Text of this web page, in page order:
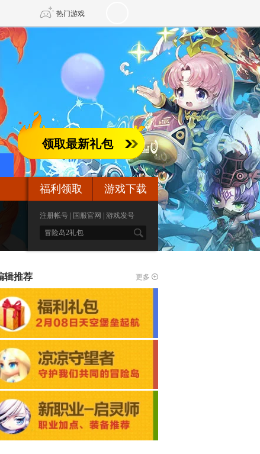
热门游戏
传奇4
剑网3旗舰版 新天龙八部
诛仙世界 新仙侠5
福利领取 游戏下载
注册帐号 国服官网 游戏发号
领取最新礼包
辑推荐 更多